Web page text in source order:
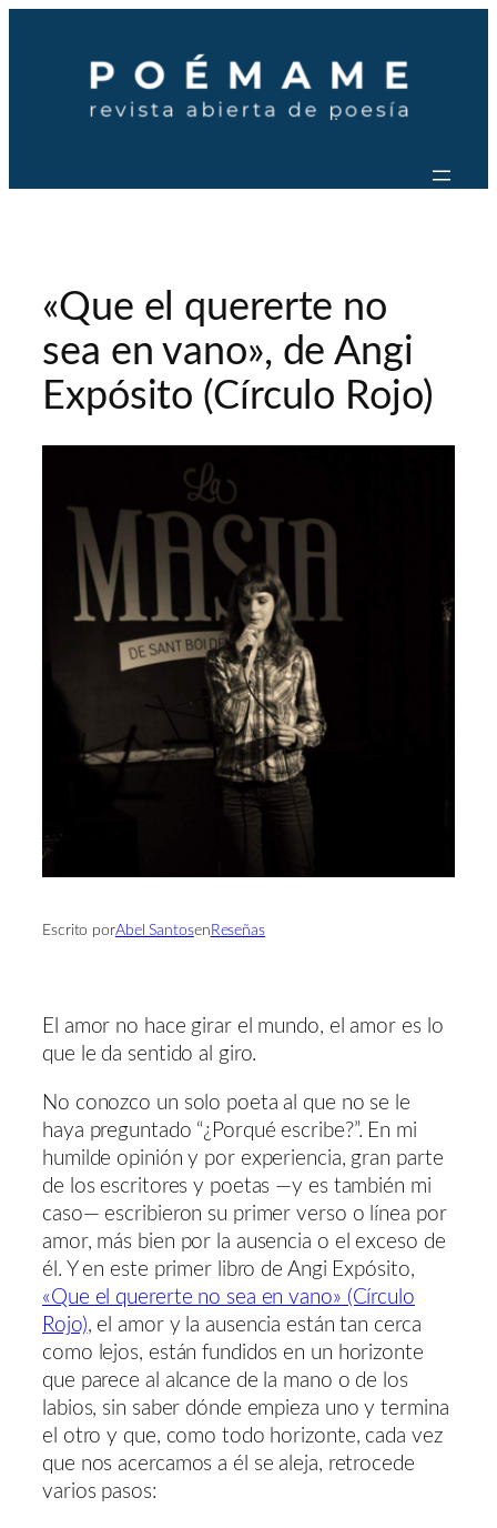
contenido
«Que el quererte no
sea en vano», de Angi
Expósito (Círculo Rojo)
Escrito porAbel Santosen Reseñas
El amor no hace girar el mundo, el amor es lo
que le da sentido al giro.
No conozco un solo poeta al que no se le
haya preguntado “¿Porqué escribe?”. En mi
humilde opinión y por experiencia, gran parte
de los escritores y poetas ―y es también mi
caso― escribieron su primer verso o línea por
amor, más bien por la ausencia o el exceso de
él. Y en este primer libro de Angi Expósito,
«Que el quererte no sea en vano» (Círculo
Rojo), el amor y la ausencia están tan cerca
como lejos, están fundidos en un horizonte
que parece al alcance de la mano o de los
labios, sin saber dónde empieza uno y termina
el otro y que, como todo horizonte, cada vez
que nos acercamos a él se aleja, retrocede
varios pasos: